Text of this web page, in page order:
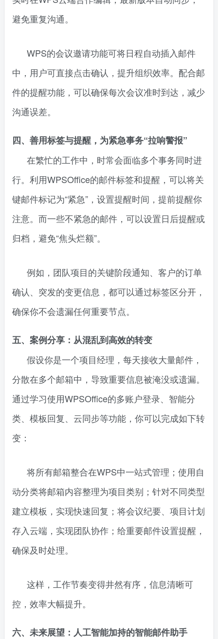
避免重复沟通。
WPS的会议邀请功能可将日程自动插入邮件
中，用户可直接点击确认，提升组织效率。配合邮
件的提醒功能，可以确保每次会议准时到达，减少
沟通误差。
四、善用标签与提醒，为紧急事务“拉响警报”
在繁忙的工作中，时常会面临多个事务同时进
行。利用WPSOffice的邮件标签和提醒，可以将关
键邮件标记为“紧急”，设置提醒时间，提前提醒你
注意。而一些不紧急的邮件，可以设置日后提醒或
归档，避免“焦头烂额”。
例如，团队项目的关键阶段通知、客户的订单
确认、突发的变更信息，都可以通过标签区分开，
确保你不会遗漏任何重要节点。
五、案例分享：从混乱到高效的转变
假设你是一个项目经理，每天接收大量邮件，
分散在多个邮箱中，导致重要信息被淹没或遗漏。
通过学习使用WPSOffice的多账户登录、智能分
类、模板回复、云同步等功能，你可以完成如下转
变：
将所有邮箱整合在WPS中一站式管理；使用自
动分类将邮箱内容整理为项目类别；针对不同类型
建立模板，实现快速回复；将会议纪要、项目计划
存入云端，实现团队协作；给重要邮件设置提醒，
确保及时处理。
这样，工作节奏变得井然有序，信息清晰可
控，效率大幅提升。
六、未来展望：人工智能加持的智能邮件助手